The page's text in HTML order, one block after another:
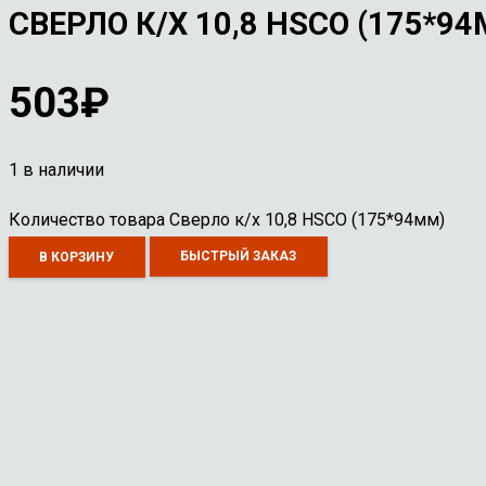
СВЕРЛО К/Х 10,8 HSCO
503₽
1 в наличии
Количество товара Сверло к/х 10,8 HSCO (175*94мм)
В КОРЗИНУ БЫСТРЫЙ ЗАКАЗ